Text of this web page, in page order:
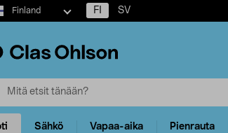
Finland FI SV
Sähkö Vapaa-aika Pienrauta